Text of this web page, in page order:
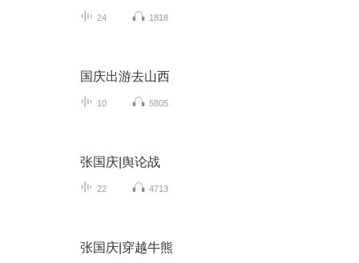
24 1818
国庆出游去山西
10 5805
张国庆|舆论战
22 4713
张国庆|穿越牛熊